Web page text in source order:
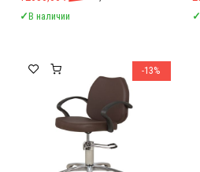
✓В наличии ✓
-13%